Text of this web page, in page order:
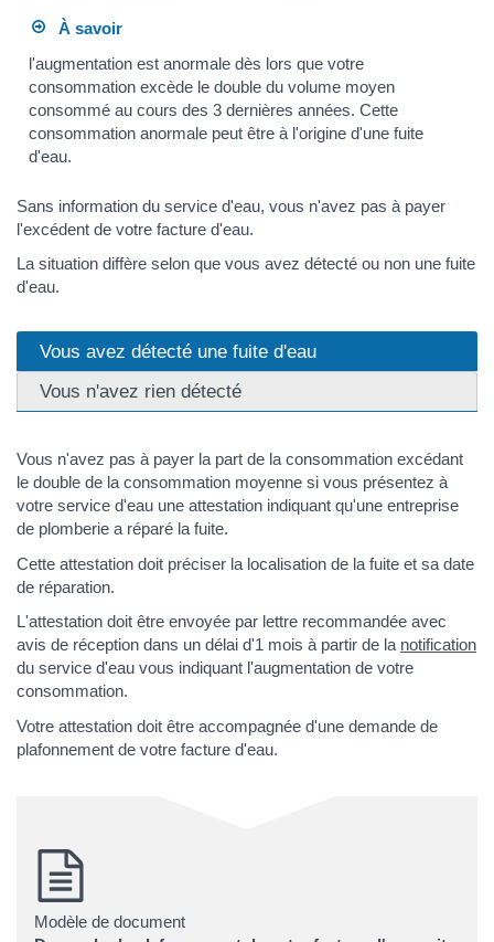
À savoir
l'augmentation est anormale dès lors que votre
consommation excède le double du volume moyen
consommé au cours des 3 dernières années. Cette
consommation anormale peut être à l'origine d'une fuite
d'eau.
Sans information du service d'eau, vous n'avez pas à payer
l'excédent de votre facture d'eau.
La situation diffère selon que vous avez détecté ou non une fuite
d'eau.
Vous avez détecté une fuite d'eau
Vous n'avez rien détecté
Vous n'avez pas à payer la part de la consommation excédant
le double de la consommation moyenne si vous présentez à
votre service d'eau une attestation indiquant qu'une entreprise
de plomberie a réparé la fuite.
Cette attestation doit préciser la localisation de la fuite et sa date
de réparation.
L'attestation doit être envoyée par lettre recommandée avec
avis de réception dans un délai d'1 mois à partir de la notification
du service d'eau vous indiquant l'augmentation de votre
consommation.
Votre attestation doit être accompagnée d'une demande de
plafonnement de votre facture d'eau.
Modèle de document